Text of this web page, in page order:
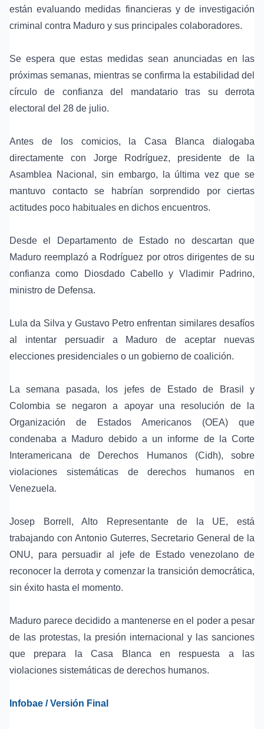
están evaluando medidas financieras y de investigación
criminal contra Maduro y sus principales colaboradores.
Se espera que estas medidas sean anunciadas en las
próximas semanas, mientras se confirma la estabilidad del
círculo de confianza del mandatario tras su derrota
electoral del 28 de julio.
Antes de los comicios, la Casa Blanca dialogaba
directamente con Jorge Rodríguez, presidente de la
Asamblea Nacional, sin embargo, la última vez que se
mantuvo contacto se habrían sorprendido por ciertas
actitudes poco habituales en dichos encuentros.
Desde el Departamento de Estado no descartan que
Maduro reemplazó a Rodríguez por otros dirigentes de su
confianza como Diosdado Cabello y Vladimir Padrino,
ministro de Defensa.
Lula da Silva y Gustavo Petro enfrentan similares desafíos
al intentar persuadir a Maduro de aceptar nuevas
elecciones presidenciales o un gobierno de coalición.
La semana pasada, los jefes de Estado de Brasil y
Colombia se negaron a apoyar una resolución de la
Organización de Estados Americanos (OEA) que
condenaba a Maduro debido a un informe de la Corte
Interamericana de Derechos Humanos (Cidh), sobre
violaciones sistemáticas de derechos humanos en
Venezuela.
Josep Borrell, Alto Representante de la UE, está
trabajando con Antonio Guterres, Secretario General de la
ONU, para persuadir al jefe de Estado venezolano de
reconocer la derrota y comenzar la transición democrática,
sin éxito hasta el momento.
Maduro parece decidido a mantenerse en el poder a pesar
de las protestas, la presión internacional y las sanciones
que prepara la Casa Blanca en respuesta a las
violaciones sistemáticas de derechos humanos.
Infobae / Versión Final